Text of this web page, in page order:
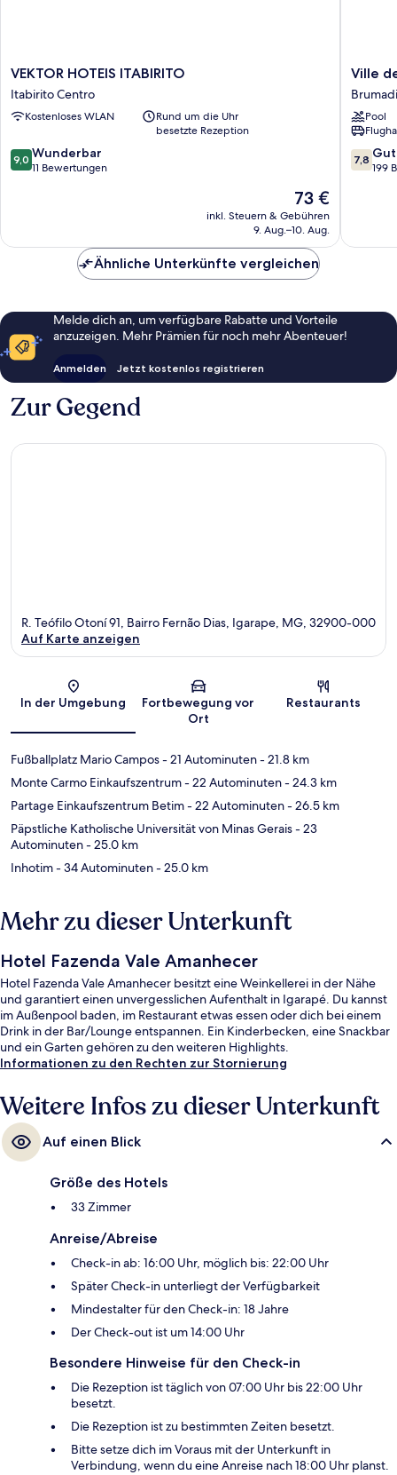
VEKTOR
HOTEIS
ITABIRITO
Itabirito
VEKTOR HOTEIS ITABIRITO
Itabirito Centro
Kostenloses WLAN
Rund um die Uhr
besetzte Rezeption
9.0
von
9,0 Wunderbar
11 Bewertungen
Der
Preis
beträgt
73 €
inkl. Steuern & Gebühren
9. Aug.–10. Aug.
Ville
de
Hotel
Ville
Pool
7.8
von
7,8 Gut
199
Ähnliche Unterkünfte vergleichen
Melde dich an, um verfügbare Rabatte und Vorteile
anzuzeigen. Mehr Prämien für noch mehr Abenteuer!
Anmelden Jetzt kostenlos registrieren
Zur Gegend
Karte
R. Teófilo Otoní 91, Bairro Fernão Dias, Igarape, MG, 32900-000
Auf Karte anzeigen
In der Umgebung
Fortbewegung vor
Ort
Restaurants
Fußballplatz Mario Campos- 21 Autominuten- 21.8 km
Monte Carmo Einkaufszentrum- 22 Autominuten- 24.3 km
Partage Einkaufszentrum Betim- 22 Autominuten- 26.5 km
Päpstliche Katholische Universität von Minas Gerais- 23
Autominuten- 25.0 km
Inhotim- 34 Autominuten- 25.0 km
Mehr zu dieser Unterkunft
Hotel Fazenda Vale Amanhecer
Hotel Fazenda Vale Amanhecer besitzt eine Weinkellerei in der Nähe
und garantiert einen unvergesslichen Aufenthalt in Igarapé. Du kannst
im Außenpool baden, im Restaurant etwas essen oder dich bei einem
Drink in der Bar/Lounge entspannen. Ein Kinderbecken, eine Snackbar
und ein Garten gehören zu den weiteren Highlights.
Informationen zu den Rechten zur Stornierung
Weitere Infos zu dieser Unterkunft
Auf einen Blick
Größe des Hotels
33 Zimmer
Anreise/Abreise
Check-in ab: 16:00 Uhr, möglich bis: 22:00 Uhr
Später Check-in unterliegt der Verfügbarkeit
Mindestalter für den Check-in: 18 Jahre
Der Check-out ist um 14:00 Uhr
Besondere Hinweise für den Check-in
Die Rezeption ist täglich von 07:00 Uhr bis 22:00 Uhr
besetzt.
Die Rezeption ist zu bestimmten Zeiten besetzt.
Bitte setze dich im Voraus mit der Unterkunft in
Verbindung, wenn du eine Anreise nach 18:00 Uhr planst.